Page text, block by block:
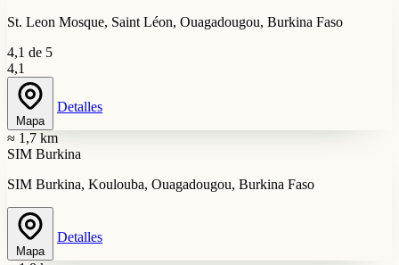
St. Leon Mosque, Saint Léon, Ouagadougou, Burkina Faso
4,1 de 5
4,1
Mapa
Detalles
≈ 1,7 km
SIM Burkina
SIM Burkina, Koulouba, Ouagadougou, Burkina Faso
Mapa
Detalles